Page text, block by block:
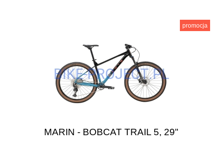
MARIN - BOBCAT TRAIL 5, 29"
promocja